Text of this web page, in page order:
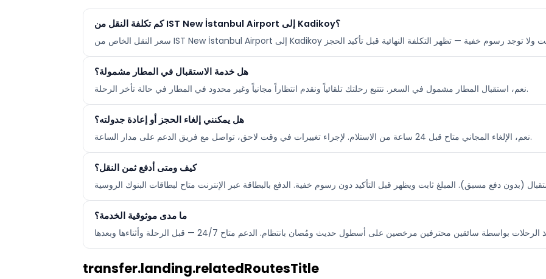
كم تكلفة النقل من IST New İstanbul Airport إلى Kadikoy؟
هل خدمة الاستقبال في المطار مشمولة؟
نعم، استقبال المطار مشمول في السعر. نتتبع رحلتك تلقائياً ونقدم انتظاراً مجانياً وغير محدود في المطار في حالة تأخر الرحلة.
هل يمكنني إلغاء الحجز أو إعادة جدولته؟
نعم، الإلغاء المجاني متاح قبل 24 ساعة من الاستلام. لإجراء تغييرات في وقت لاحق، تواصل مع فريق الدعم على مدار الساعة.
كيف ومتى أدفع ثمن النقل؟
ما مدى موثوقية الخدمة؟
transfer.landing.relatedRoutesTitle